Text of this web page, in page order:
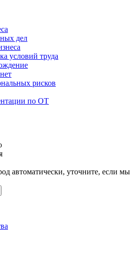
дел
условий труда
рисков
по ОТ
автоматически, уточните, если мы